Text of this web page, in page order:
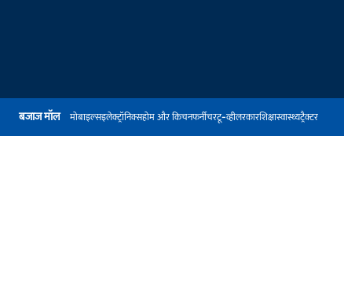
बजाज मॉल मोबाइल्सइलेक्ट्रॉनिक्सहोम और किचनफर्नीचरटू-व्हीलरकारशिक्षास्वास्थ्यट्रैक्टर